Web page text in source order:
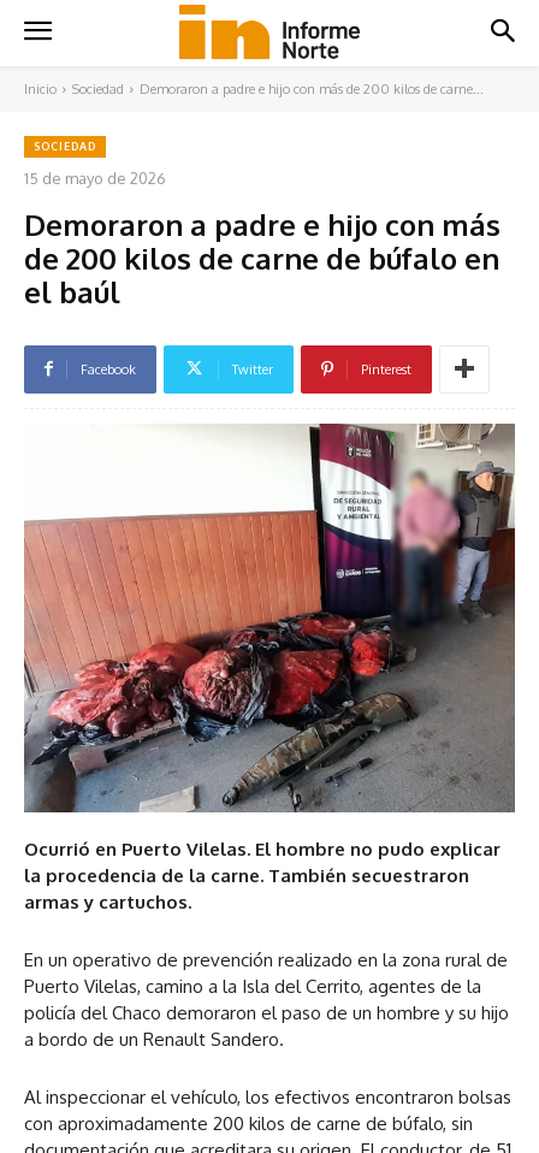
Inicio Sociedad Demoraron a padre e hijo con más de 200 kilos de carne...
SOCIEDAD
15 de mayo de 2026
Demoraron a padre e hijo con más
de 200 kilos de carne de búfalo en
el baúl
Facebook Twitter Pinterest
Ocurrió en Puerto Vilelas. El hombre no pudo explicar
la procedencia de la carne. También secuestraron
armas y cartuchos.
En un operativo de prevención realizado en la zona rural de
Puerto Vilelas, camino a la Isla del Cerrito, agentes de la
policía del Chaco demoraron el paso de un hombre y su hijo
a bordo de un Renault Sandero.
Al inspeccionar el vehículo, los efectivos encontraron bolsas
con aproximadamente 200 kilos de carne de búfalo, sin